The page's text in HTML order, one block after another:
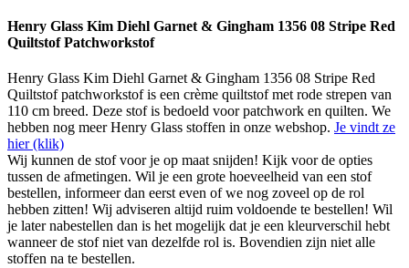
Henry Glass Kim Diehl Garnet & Gingham 1356 08 Stripe Red
Quiltstof Patchworkstof
Henry Glass Kim Diehl Garnet & Gingham 1356 08 Stripe Red
Quiltstof patchworkstof is een crème quiltstof met rode strepen van
110 cm breed. Deze stof is bedoeld voor patchwork en quilten. We
hebben nog meer Henry Glass stoffen in onze webshop. Je vindt ze
hier (klik)
Wij kunnen de stof voor je op maat snijden! Kijk voor de opties
tussen de afmetingen. Wil je een grote hoeveelheid van een stof
bestellen, informeer dan eerst even of we nog zoveel op de rol
hebben zitten! Wij adviseren altijd ruim voldoende te bestellen! Wil
je later nabestellen dan is het mogelijk dat je een kleurverschil hebt
wanneer de stof niet van dezelfde rol is. Bovendien zijn niet alle
stoffen na te bestellen.